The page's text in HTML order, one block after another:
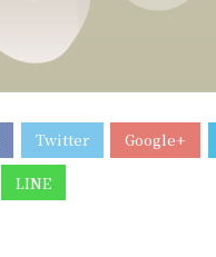
Twitter Google+
LINE